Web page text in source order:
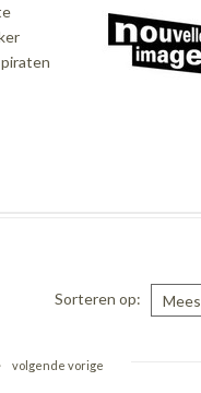
Sorteren op
volgende vorige